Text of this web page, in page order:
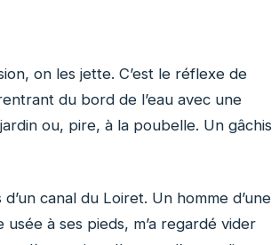
on les jette. C’est le réflexe de
du bord de l’eau avec une
ou, pire, à la poubelle. Un gâchis
canal du Loiret. Un homme d’une
à ses pieds, m’a regardé vider